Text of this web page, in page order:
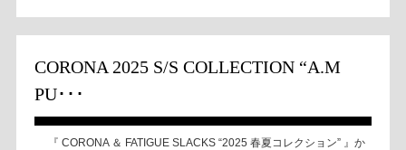
CORONA 2025 S/S COLLECTION “A.M
PU･･･
『 CORONA ＆ FATIGUE SLACKS “2025 春夏コレクション” 』か